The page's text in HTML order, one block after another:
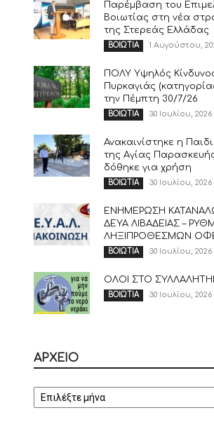
Παρέμβαση του
Βοιωτίας στη νέα
της Στερεάς Ελλάδας
ΒΟΙΩΤΙΑ 1 Αυγούστου,
ΠΟΛΥ Υψηλός
Πυρκαγιάς
την Πέμπτη 30/7/26
ΒΟΙΩΤΙΑ 30 Ιουλίου, 2026
Ανακαινίστηκε η
της Αγίας
δόθηκε για χρήση
ΒΟΙΩΤΙΑ 30 Ιουλίου, 2026
ΕΝΗΜΕΡΩΣΗ
ΔΕΥΑ ΛΙΒΑΔΕΙΑΣ –
ΛΗΞΙΠΡΟΘΕΣΜΩΝ
ΒΟΙΩΤΙΑ 30 Ιουλίου, 2026
ΟΛΟΙ ΣΤΟ
ΒΟΙΩΤΙΑ 30 Ιουλίου, 2026
ΑΡΧΕΙΟ